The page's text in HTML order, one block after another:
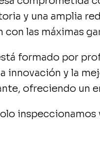
y una amplia
con las máximas
formado por
innovación y la
ofreciendo un